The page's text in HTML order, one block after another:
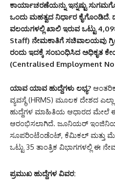
ಕಾರ್ಯಾಚರಣೆಯನ್ನು ಇನ್ನಷ್ಟು
ಒಂದು ಮಹತ್ವದ ನಿರ್ಧಾರ ಕೈಗೊಂಡಿದೆ.
ವಲಯಗಳಲ್ಲಿ ಖಾಲಿ ಇರುವ ಒಟ್ಟು
Staff) ನೇಮಕಾತಿಗೆ ಸಚಿವಾಲಯವು
ರಂದು ಇದಕ್ಕೆ ಸಂಬಂಧಿಸಿದ ಅಧಿಕೃತ
(Centralised Employment
ಯಾವ ಯಾವ ಹುದ್ದೆಗಳು ಲಭ್ಯ?
ವ್ಯವಸ್ಥೆ (HRMS) ಮೂಲಕ ದೇಶದ
ಹುದ್ದೆಗಳ ಮಾಹಿತಿಯ ಆಧಾರದ ಮೇಲೆ
ಆರಂಭಿಸಲಾಗಿದೆ. ಜೂನಿಯರ್
ಸೂಪರಿಂಟೆಂಡೆಂಟ್, ಕೆಮಿಕಲ್ ಮತ್ತು
ಒಟ್ಟು 35 ತಾಂತ್ರಿಕ ವಿಭಾಗಗಳಲ್ಲಿ ಈ
ಪ್ರಮುಖ ಹುದ್ದೆಗಳ ವಿವರ: